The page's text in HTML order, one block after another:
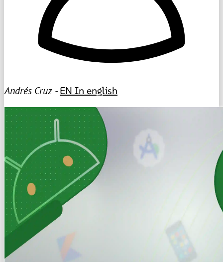
Andrés Cruz -EN In english